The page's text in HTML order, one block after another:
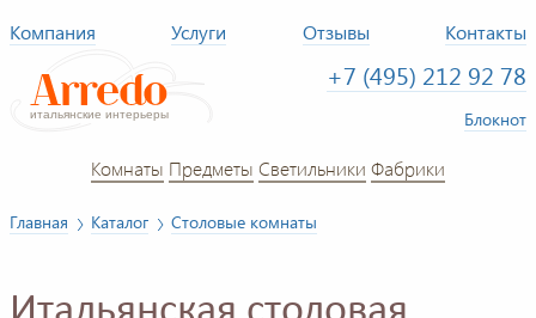
Компания Услуги Отзывы Контакты
+7 (495) 212 92 78
Блокнот
Комнаты Предметы Светильники Фабрики
Главная Каталог Столовые комнаты